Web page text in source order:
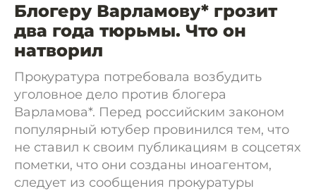
Блогеру Варламову* грозит
два года тюрьмы. Что он
натворил
Прокуратура потребовала возбудить
уголовное дело против блогера
Варламова*. Перед российским законом
популярный ютубер провинился тем, что
не ставил к своим публикациям в соцсетях
пометки, что они созданы иноагентом,
следует из сообщения прокуратуры